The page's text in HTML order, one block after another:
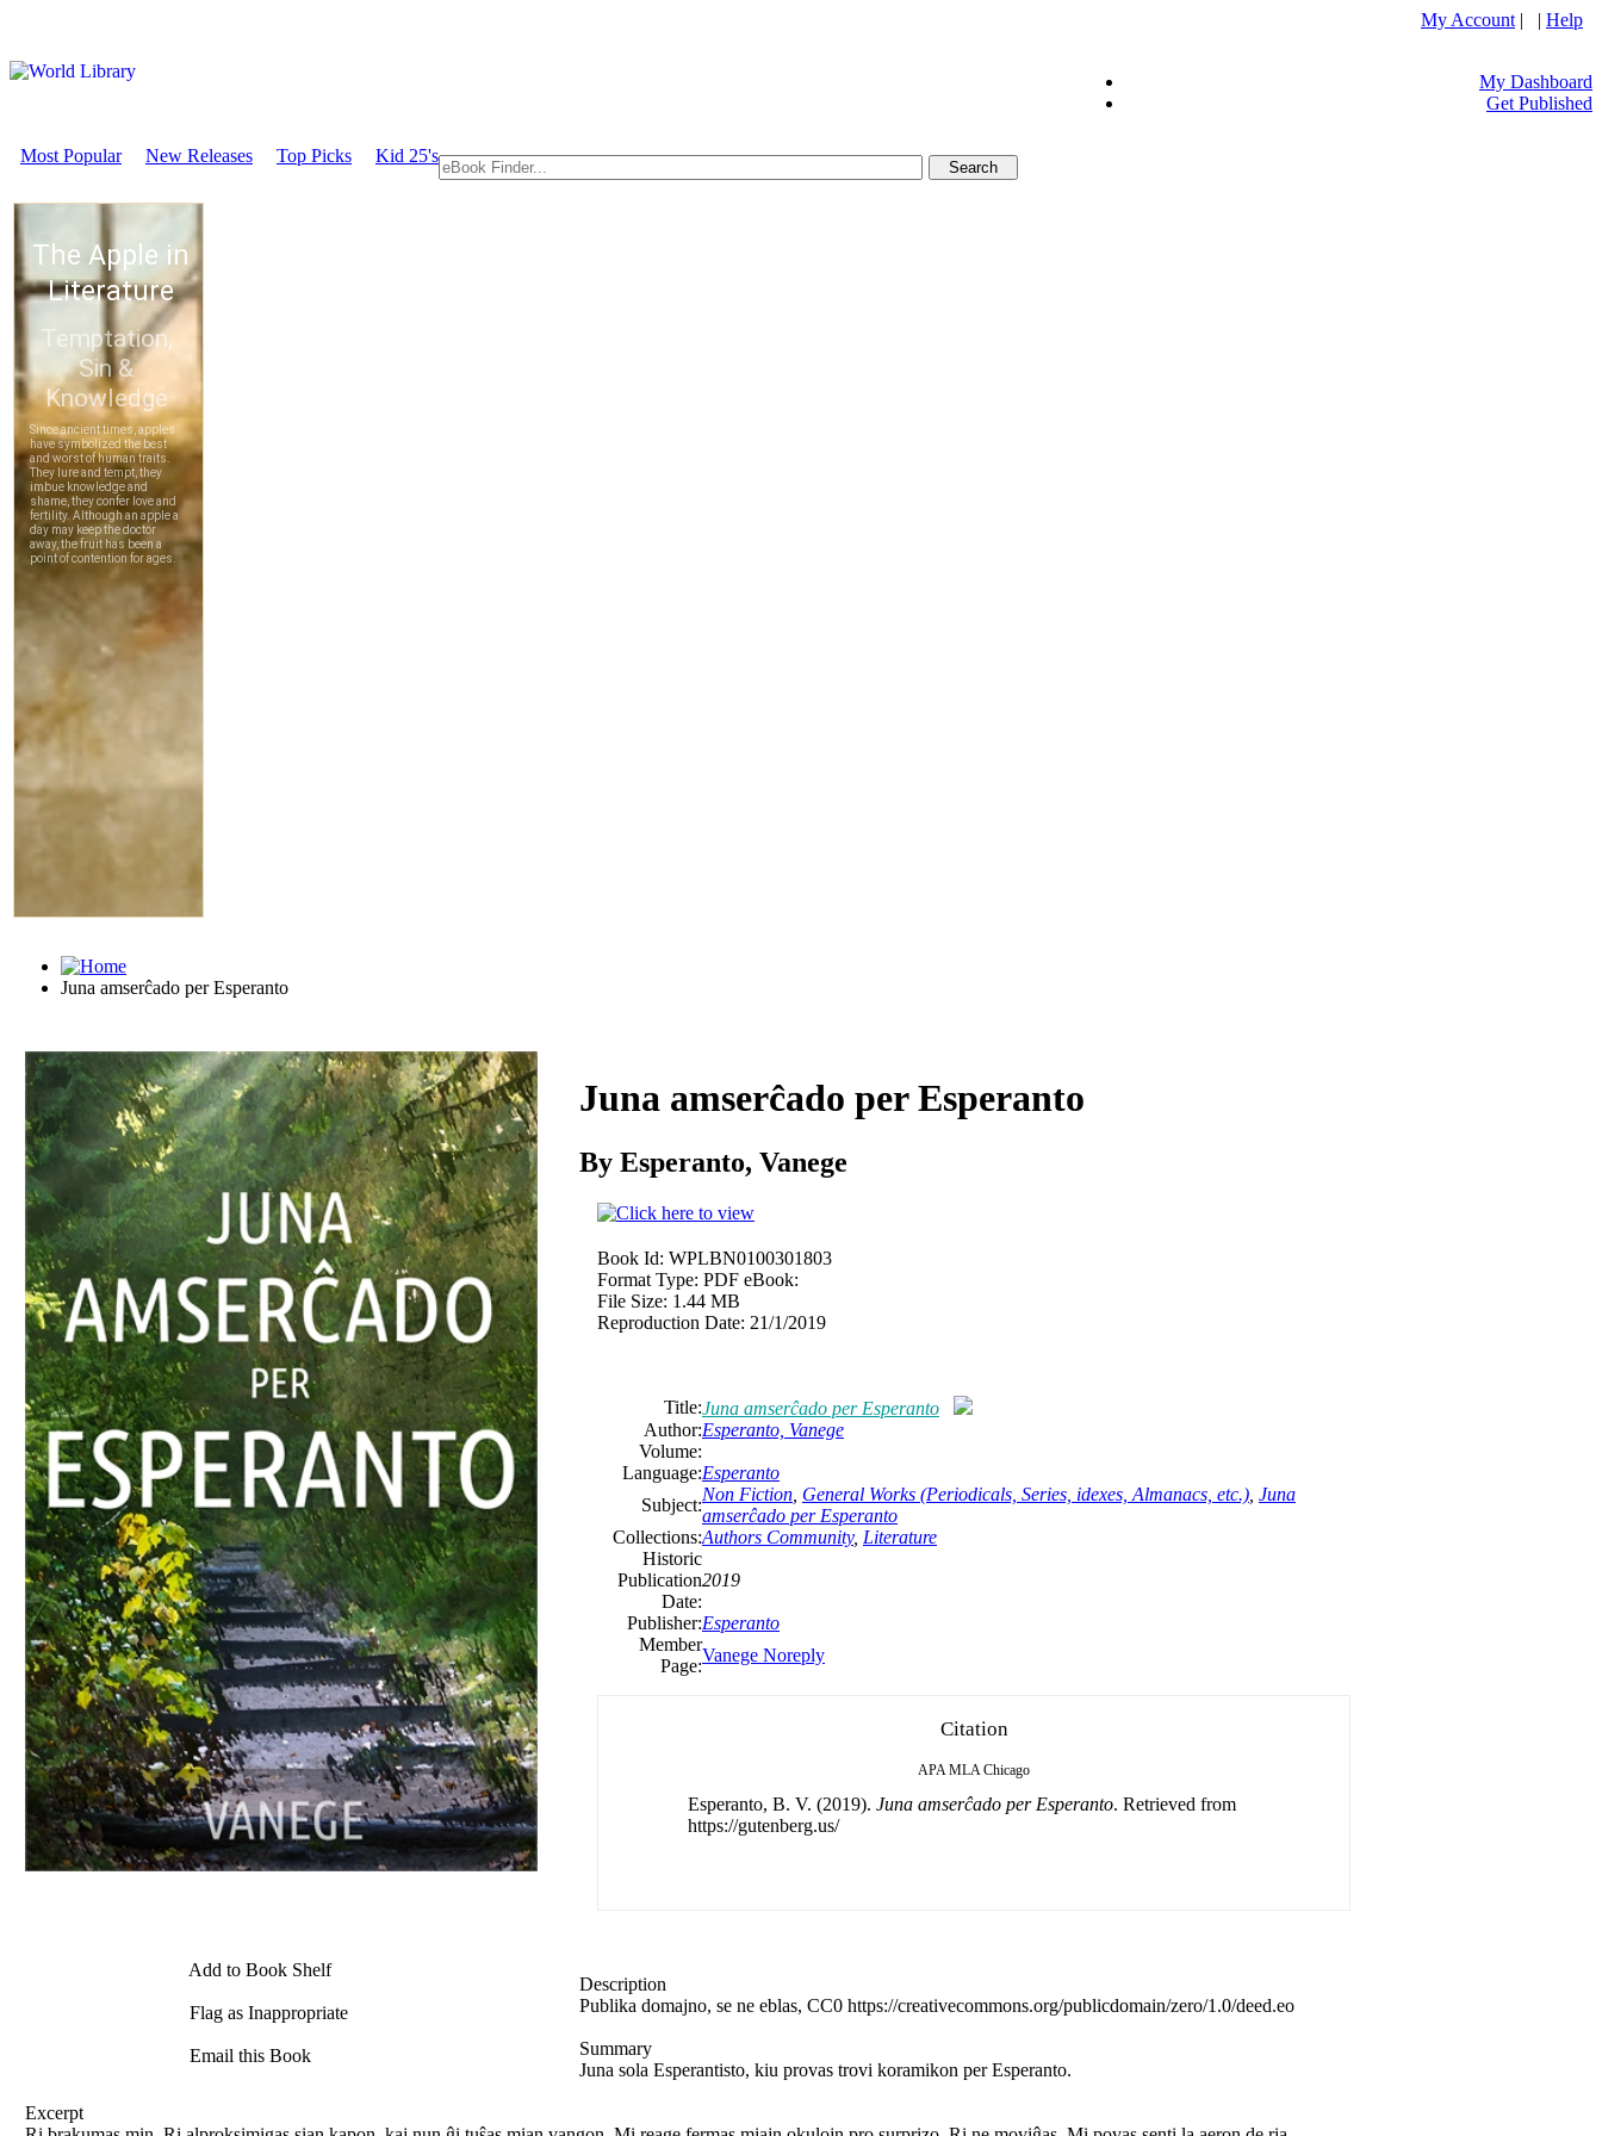
My Account | | Help
My Dashboard
Get Published
Most Popular New Releases Top Picks Kid 25's
Juna amserĉado per Esperanto
Download
Add to Book Shelf
Flag as Inappropriate
Email this Book
Juna amserĉado per Esperanto
By Esperanto, Vanege
Book Id: WPLBN0100301803
Format Type: PDF eBook:
File Size: 1.44 MB
Reproduction Date: 21/1/2019
Title:Juna amserĉado per Esperanto
Author:Esperanto, Vanege
Volume:
Language:Esperanto
Subject:
Non Fiction General Works (Periodicals, Series, idexes, Almanacs, etc.) Juna
amserĉado per Esperanto
Collections:Authors Community, Literature
Historic
Publication
Date:
2019
Publisher:Esperanto
Member
Page:
Vanege Noreply
Citation
APA MLA Chicago
Esperanto, B. V. (2019). Juna amserĉado per Esperanto. Retrieved from
https://gutenberg.us/
Description
Publika domajno, se ne eblas, CC0 https://creativecommons.org/publicdomain/zero/1.0/deed.eo
Summary
Juna sola Esperantisto, kiu provas trovi koramikon per Esperanto.
Excerpt